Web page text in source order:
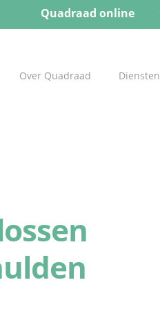
Quadraad online
Over Quadraad Diensten